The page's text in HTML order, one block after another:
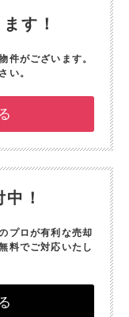
す！
件がございます。
い。
！
プロが有利な売却
料でご対応いたし